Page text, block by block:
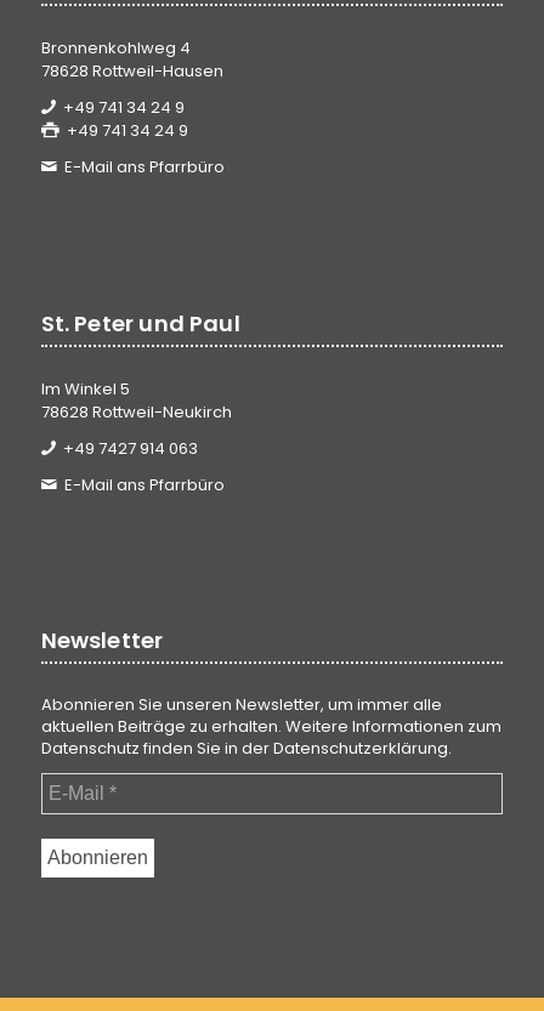
Bronnenkohlweg 4
78628 Rottweil-Hausen
+49 741 34 24 9
+49 741 34 24 9
E-Mail ans Pfarrbüro
St. Peter und Paul
Im Winkel 5
78628 Rottweil-Neukirch
+49 7427 914 063
E-Mail ans Pfarrbüro
Newsletter
Abonnieren Sie unseren Newsletter, um immer alle
aktuellen Beiträge zu erhalten. Weitere Informationen zum
Datenschutz finden Sie in derDatenschutzerklärung.